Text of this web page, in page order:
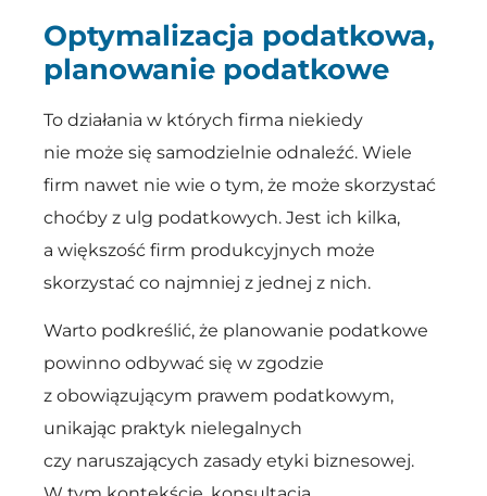
Optymalizacja podatkowa,
planowanie podatkowe
To działania w których firma niekiedy
nie może się samodzielnie odnaleźć. Wiele
firm nawet nie wie o tym, że może skorzystać
choćby z ulg podatkowych. Jest ich kilka,
a większość firm produkcyjnych może
skorzystać co najmniej z jednej z nich.
Warto podkreślić, że planowanie podatkowe
powinno odbywać się w zgodzie
z obowiązującym prawem podatkowym,
unikając praktyk nielegalnych
czy naruszających zasady etyki biznesowej.